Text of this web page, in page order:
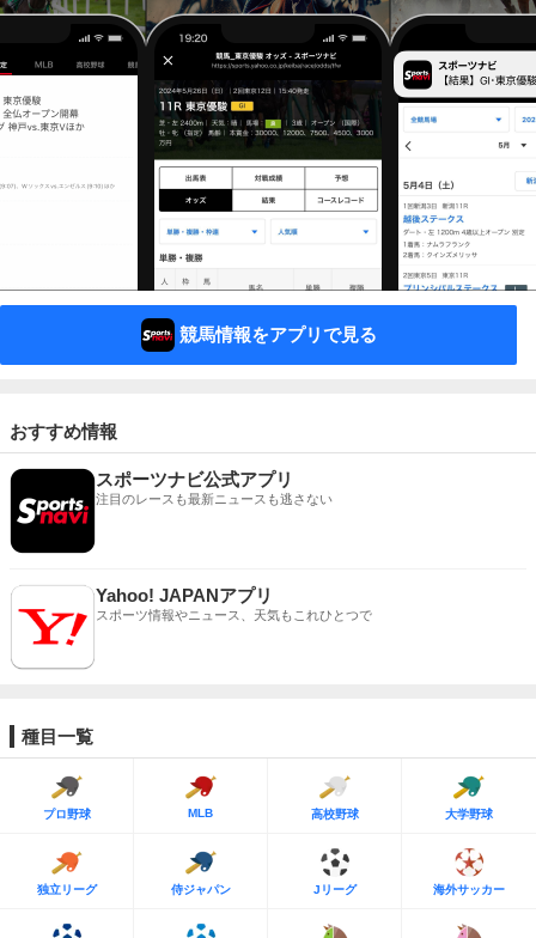
競馬情報をアプリで見る
おすすめ情報
スポーツナビ公式アプリ
注目のレースも最新ニュースも逃さない
Yahoo! JAPANアプリ
スポーツ情報やニュース、天気もこれひとつで
種目一覧
プロ野球 MLB 高校野球 大学野球
独立リーグ 侍ジャパン Jリーグ 海外サッカー